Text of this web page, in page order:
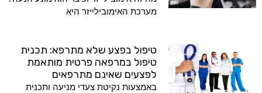
מערכת האימובילייזר היא
טיפול בפצע שלא מתרפא: תכנית
טיפול במרפאה פרטית מותאמת
לפצעים שאינם מתרפאים
באמצעות נקיטת צעדי מניעה ותכנית